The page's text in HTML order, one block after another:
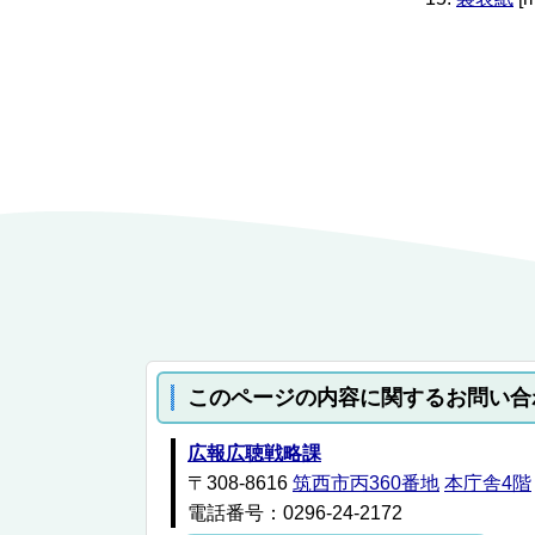
このページの内容に関するお問い
広報広聴戦略課
〒308-8616 筑西市丙360番地 本庁舎4階
電話番号：0296-24-2172